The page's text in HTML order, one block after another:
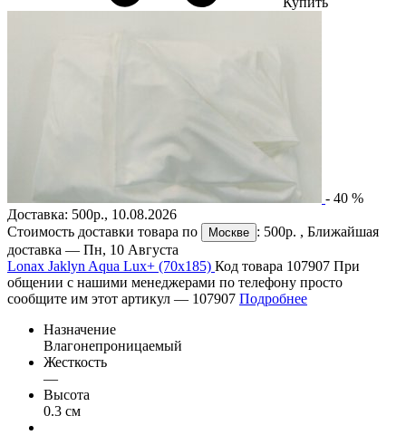
- 40 %
Доставка: 500р., 10.08.2026
Стоимость доставки товара по
Москве : 500р. , Ближайшая
доставка — Пн, 10 Августа
Lonax Jaklyn Aqua Lux+ (70х185) Код товара 107907 При
общении с нашими менеджерами по телефону просто
сообщите им этот артикул — 107907 Подробнее
Назначение
Влагонепроницаемый
Жесткость
—
Высота
0.3 см